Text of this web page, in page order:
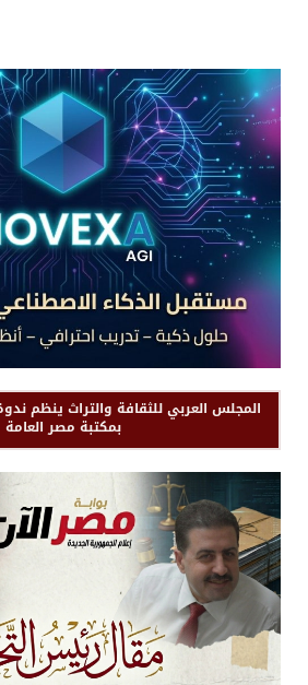
المجلس العربي للثقافة والتراث ينظم
بمكتبة مصر العامة